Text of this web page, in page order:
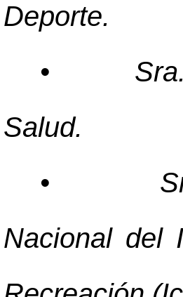
Deporte.
•
Salud.
•
Nacional del